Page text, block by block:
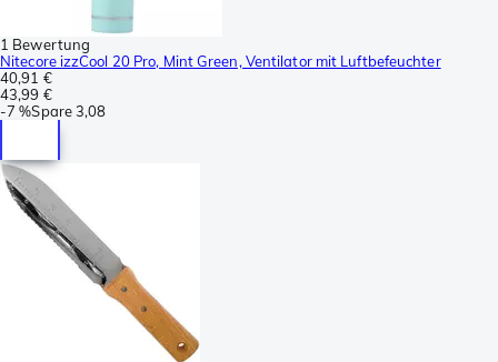
1 Bewertung
Nitecore izzCool 20 Pro, Mint Green, Ventilator mit Luftbefeuchter
40,91 €
43,99 €
-7 %Spare3,08